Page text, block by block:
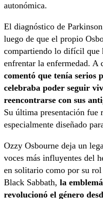
autonómica.
El diagnóstico de
luego de que el propio
compartiendo lo difícil que
enfrentar la enfermedad. A
comentó que tenía serios
celebraba poder seguir
reencontrarse con sus
Su última presentación fue
especialmente diseñado
Ozzy Osbourne deja un
voces más influyentes del
en solitario como por su
Black Sabbath, la
revolucionó el género